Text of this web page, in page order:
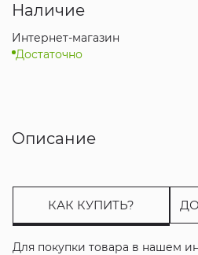
Наличие
Интернет-магазин
Достаточно
Описание
КАК КУПИТЬ?
Для покупки товара в нашем